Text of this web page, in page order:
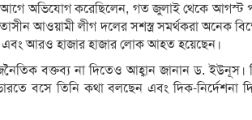
আগে অভিযোগ করেছিলেন, গত জুলাই থেকে আগস্ট
আওয়ামী লীগ দলের সশস্ত্র সমর্থকরা অনেক
আরও হাজার হাজার লোক আহত হয়েছেন।
বক্তব্য না দিতেও আহ্বান জানান ড. ইউনূস।
বসে তিনি কথা বলছেন এবং দিক-নির্দেশনা